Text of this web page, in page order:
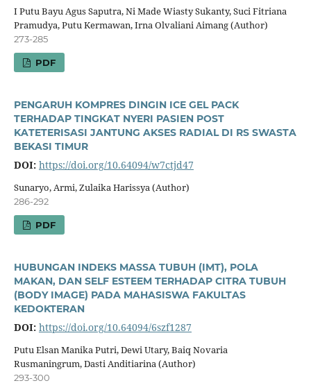
I Putu Bayu Agus Saputra, Ni Made Wiasty Sukanty, Suci Fitriana
Pramudya, Putu Kermawan, Irna Olvaliani Aimang (Author)
273-285
PDF
PENGARUH KOMPRES DINGIN ICE GEL PACK
TERHADAP TINGKAT NYERI PASIEN POST
KATETERISASI JANTUNG AKSES RADIAL DI RS SWASTA
BEKASI TIMUR
DOI: https://doi.org/10.64094/w7ctjd47
Sunaryo, Armi, Zulaika Harissya (Author)
286-292
PDF
HUBUNGAN INDEKS MASSA TUBUH (IMT), POLA
MAKAN, DAN SELF ESTEEM TERHADAP CITRA TUBUH
(BODY IMAGE) PADA MAHASISWA FAKULTAS
KEDOKTERAN
DOI: https://doi.org/10.64094/6szf1287
Putu Elsan Manika Putri, Dewi Utary, Baiq Novaria
Rusmaningrum, Dasti Anditiarina (Author)
293-300